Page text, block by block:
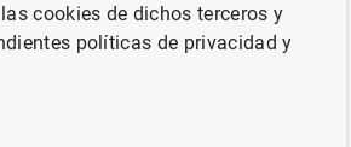
cookies de dichos terceros y
políticas de privacidad y